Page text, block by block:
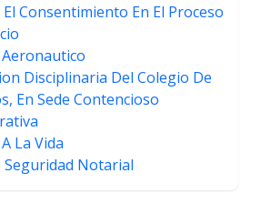
El Consentimiento En El Proceso
Disciplinaria Del Colegio De
En Sede Contencioso
La Vida
Seguridad Notarial